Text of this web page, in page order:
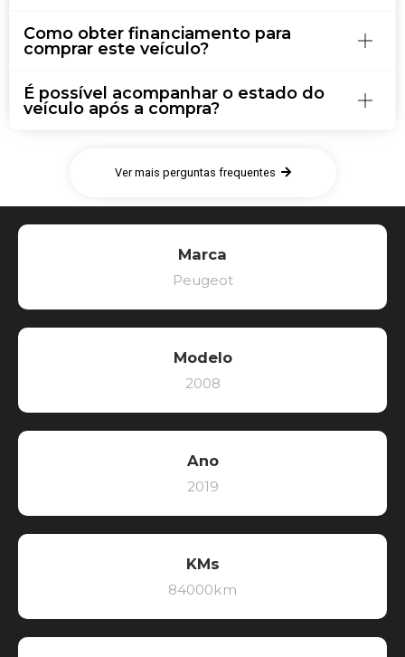
Como obter financiamento para
comprar este veículo?
É possível acompanhar o estado do
veículo após a compra?
Ver mais perguntas frequentes
Marca
Peugeot
Modelo
2008
Ano
2019
KMs
84000km